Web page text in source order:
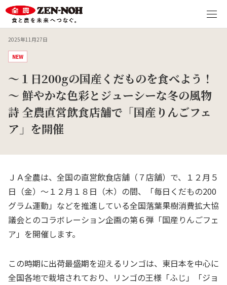
2025年11月27日
NEW
～１日200gの国産くだものを食べよう！
～ 鮮やかな色彩とジューシーな冬の風物
詩 全農直営飲食店舗で「国産りんごフェ
ア」を開催
ＪＡ全農は、全国の直営飲食店舗（７店舗）で、１２月５
日（金）～１２月１８日（木）の間、「毎日くだもの200
グラム運動」などを推進している全国落葉果樹消費拡大協
議会とのコラボレーション企画の第６弾「国産りんごフェ
ア」を開催します。
この時期に出荷最盛期を迎えるリンゴは、東日本を中心に
全国各地で栽培されており、リンゴの王様「ふじ」「ジョ